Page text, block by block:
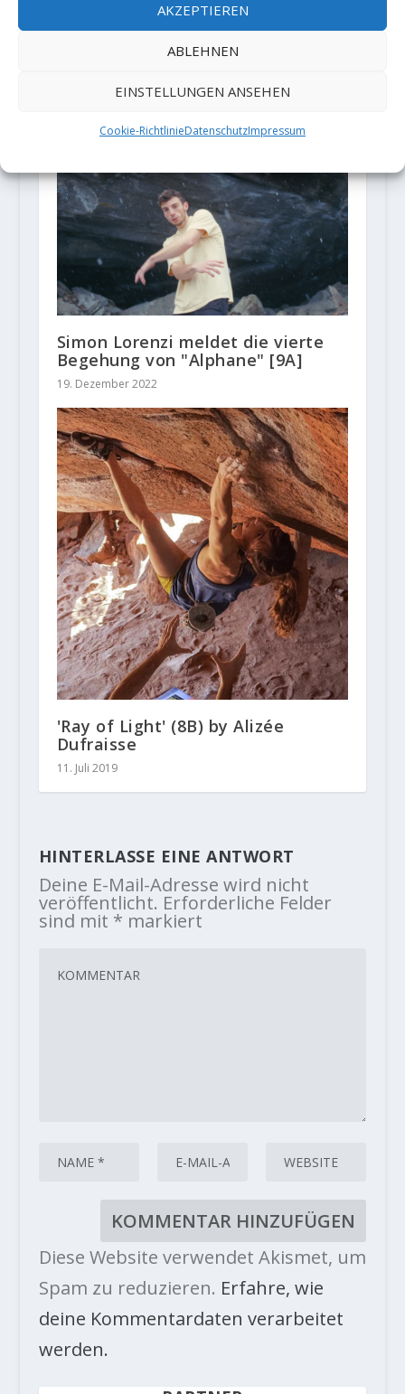
AKZEPTIEREN
ABLEHNEN
EINSTELLUNGEN ANSEHEN
Cookie-RichtlinieDatenschutzImpressum
Boulder "Amenohabakiri" (8C/V15)
Simon Lorenzi meldet die vierte
Begehung von "Alphane" [9A]
19. Dezember 2022
'Ray of Light' (8B) by Alizée
Dufraisse
11. Juli 2019
HINTERLASSE EINE ANTWORT
Deine E-Mail-Adresse wird nicht
veröffentlicht. Erforderliche Felder
sind mit * markiert
Diese Website verwendet Akismet, um
Spam zu reduzieren. Erfahre, wie
deine Kommentardaten verarbeitet
werden.